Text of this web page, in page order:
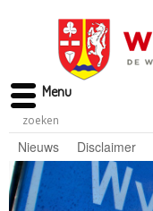
Nieuws Disclaimer
Menu